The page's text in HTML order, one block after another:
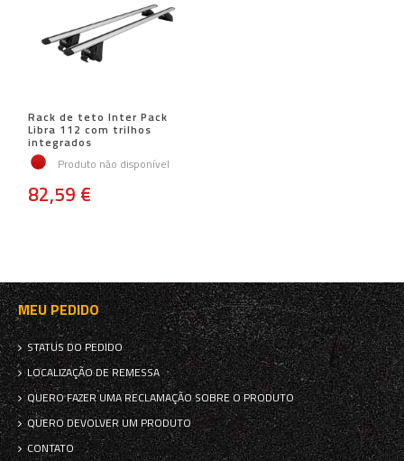
Rack de teto Inter Pack
Libra 112 com trilhos
integrados
Produto não disponível
82,59 €
MEU PEDIDO
STATUS DO PEDIDO
LOCALIZAÇÃO DE REMESSA
QUERO FAZER UMA RECLAMAÇÃO SOBRE O PRODUTO
QUERO DEVOLVER UM PRODUTO
CONTATO